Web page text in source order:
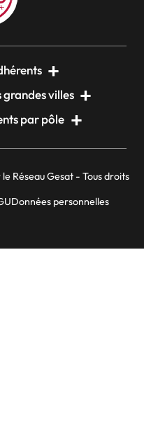
grandes villes
par pôle
Réseau Gesat - Tous droits
Données personnelles